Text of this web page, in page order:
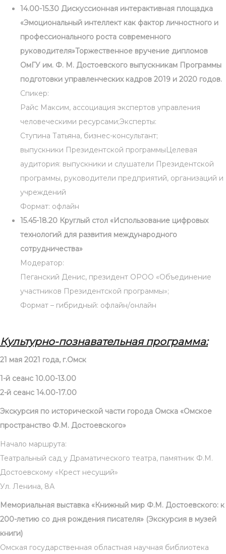
14.00-15.30 Дискуссионная интерактивная площадка
«Эмоциональный интеллект как фактор личностного и
профессионального роста современного
руководителя»Торжественное вручение дипломов
ОмГУ им. Ф. М. Достоевского выпускникам Программы
подготовки управленческих кадров 2019 и 2020 годов.
Спикер:
Райс Максим, ассоциация экспертов управления
человеческими ресурсами;Эксперты:
Ступина Татьяна, бизнес-консультант;
выпускники Президентской программыЦелевая
аудитория: выпускники и слушатели Президентской
программы, руководители предприятий, организаций и
учреждений
Формат: офлайн
15.45-18.20 Круглый стол «Использование цифровых
технологий для развития международного
сотрудничества»
Модератор:
Пеганский Денис, президент ОРОО «Объединение
участников Президентской программы»;
Формат – гибридный: офлайн/онлайн
Культурно-познавательная программа:
21 мая 2021 года, г.Омск
1-й сеанс 10.00-13.00
2-й сеанс 14.00-17.00
Экскурсия по исторической части города Омска «Омское
пространство Ф.М. Достоевского»
Начало маршрута:
Театральный сад у Драматического театра, памятник Ф.М.
Достоевскому «Крест несущий»
Ул. Ленина, 8А
Мемориальная выставка «Книжный мир Ф.М. Достоевского: к
200-летию со дня рождения писателя» (Экскурсия в музей
книги)
Омская государственная областная научная библиотека